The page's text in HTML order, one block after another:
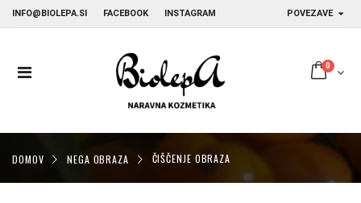
INSTAGRAM
FACEBOOK
INFO@BIOLEPA.SI POVEZAVE
0
DOMOV NEGA OBRAZA ČIŠČENJE OBRAZA